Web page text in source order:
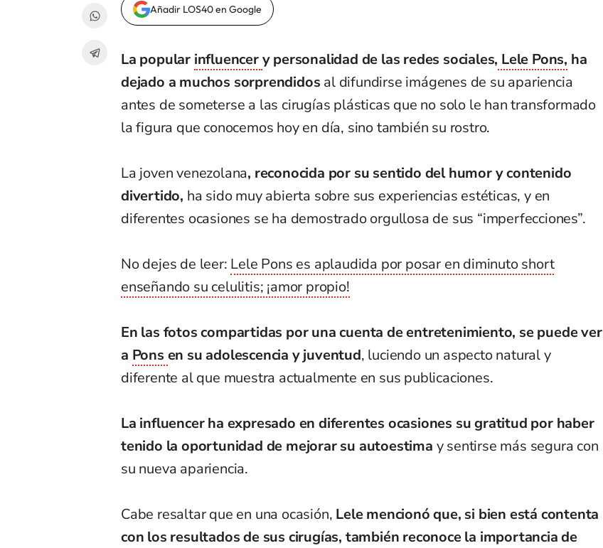
Añadir LOS40 en Google
La popular influencery personalidad de las redes sociales, Lele Pons, ha
dejado a muchos sorprendidos al difundirse imágenes de su apariencia
antes de someterse a las cirugías plásticas que no solo le han transformado
la figura que conocemos hoy en día, sino también su rostro.
La joven venezolana, reconocida por su sentido del humor y contenido
divertido, ha sido muy abierta sobre sus experiencias estéticas, y en
diferentes ocasiones se ha demostrado orgullosa de sus “imperfecciones”.
No dejes de leer: Lele Pons es aplaudida por posar en diminuto short
enseñando su celulitis; ¡amor propio!
En las fotos compartidas por una cuenta de entretenimiento, se puede ver
a Pons en su adolescencia y juventud, luciendo un aspecto natural y
diferente al que muestra actualmente en sus publicaciones.
La influencer ha expresado en diferentes ocasiones su gratitud por haber
tenido la oportunidad de mejorar su autoestima y sentirse más segura con
su nueva apariencia.
Cabe resaltar que en una ocasión, Lele mencionó que, si bien está contenta
con los resultados de sus cirugías, también reconoce la importancia de